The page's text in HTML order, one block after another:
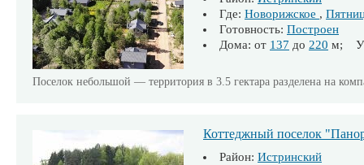
Где: Новорижское ,
Готовность: Построен
Дома: от 137 до 220 м;
Поселок небольшой — территория в 3.5 гектара разделена на
Коттеджный поселок
Район: Истринский